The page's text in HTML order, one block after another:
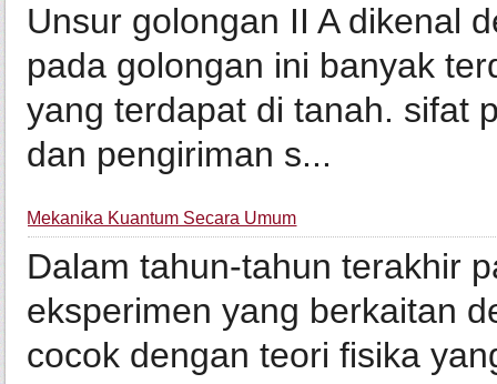
Unsur golongan II A dikenal
pada golongan ini banyak
yang terdapat di tanah. sifat
dan pengiriman s...
Mekanika Kuantum Secara Umum
Dalam tahun-tahun terakhir
eksperimen yang berkaitan
cocok dengan teori fisika